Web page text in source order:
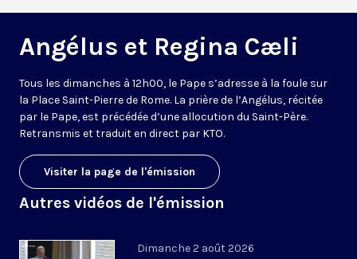
Angélus et Regina Cæli
Tous les dimanches à 12h00, le Pape s’adresse à la foule sur
la Place Saint-Pierre de Rome. La prière de l’Angélus, récitée
par le Pape, est précédée d’une allocution du Saint-Père.
Retransmis et traduit en direct par KTO.
Visiter la page de l'émission
Autres vidéos de l'émission
Dimanche 2 août 2026